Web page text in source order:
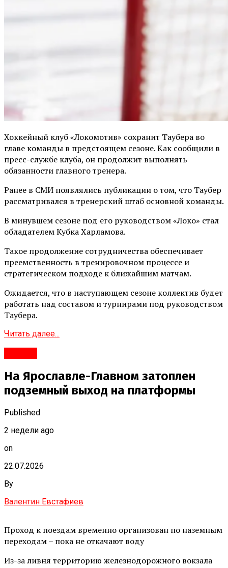
Хоккейный клуб «Локомотив» сохранит Таубера во
главе команды в предстоящем сезоне. Как сообщили в
пресс-службе клуба, он продолжит выполнять
обязанности главного тренера.
Ранее в СМИ появлялись публикации о том, что Таубер
рассматривался в тренерский штаб основной команды.
В минувшем сезоне под его руководством «Локо» стал
обладателем Кубка Харламова.
Такое продолжение сотрудничества обеспечивает
преемственность в тренировочном процессе и
стратегическом подходе к ближайшим матчам.
Ожидается, что в наступающем сезоне коллектив будет
работать над составом и турнирами под руководством
Таубера.
Читать далее...
На Ярославле-Главном затоплен
подземный выход на платформы
Published
2 недели ago
on
22.07.2026
By
Валентин Евстафиев
Проход к поездам временно организован по наземным
переходам – пока не откачают воду
Из-за ливня территорию железнодорожного вокзала